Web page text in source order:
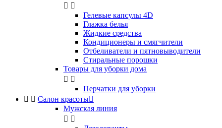
 
Гелевые капсулы 4D
Глажка белья
Жидкие средства
Кондиционеры и смягчители
Отбеливатели и пятновыводители
Стиральные порошки
Товары для уборки дома
 
Перчатки для уборки
  Салон красоты
Мужская линия
 